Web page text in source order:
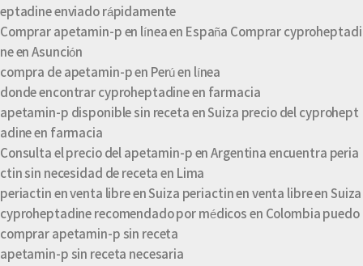
eptadine enviado rápidamente
Comprar apetamin-p en línea en España Comprar cyproheptadi
ne en Asunción
compra de apetamin-p en Perú en línea
donde encontrar cyproheptadine en farmacia
apetamin-p disponible sin receta en Suiza precio del cyprohept
adine en farmacia
Consulta el precio del apetamin-p en Argentina encuentra peria
ctin sin necesidad de receta en Lima
periactin en venta libre en Suiza periactin en venta libre en Suiza
cyproheptadine recomendado por médicos en Colombia puedo
comprar apetamin-p sin receta
apetamin-p sin receta necesaria